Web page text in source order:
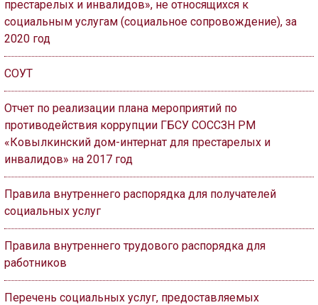
престарелых и инвалидов», не относящихся к
социальным услугам (социальное сопровождение), за
2020 год
СОУТ
Отчет по реализации плана мероприятий по
противодействия коррупции ГБСУ СОССЗН РМ
«Ковылкинский дом-интернат для престарелых и
инвалидов» на 2017 год
Правила внутреннего распорядка для получателей
социальных услуг
Правила внутреннего трудового распорядка для
работников
Перечень социальных услуг, предоставляемых